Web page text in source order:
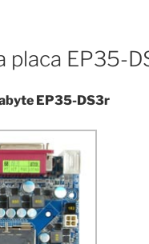
placa EP35-
EP35-DS3r